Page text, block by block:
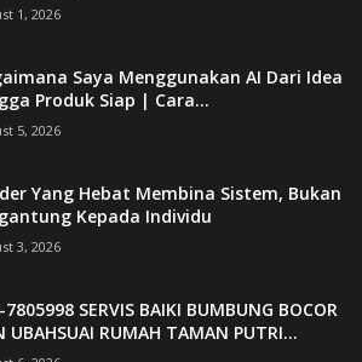
1, 2026
Saya Menggunakan AI Dari Idea
Produk Siap | Cara...
5, 2026
Yang Hebat Membina Sistem, Bukan
Kepada Individu
3, 2026
SERVIS BAIKI BUMBUNG BOCOR
UBAHSUAI RUMAH TAMAN PUTRI...